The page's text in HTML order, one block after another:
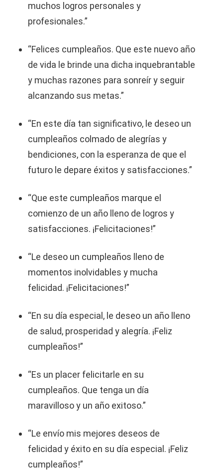
muchos logros personales y
profesionales.”
“Felices cumpleaños. Que este nuevo año
de vida le brinde una dicha inquebrantable
y muchas razones para sonreír y seguir
alcanzando sus metas.”
“En este día tan significativo, le deseo un
cumpleaños colmado de alegrías y
bendiciones, con la esperanza de que el
futuro le depare éxitos y satisfacciones.”
“Que este cumpleaños marque el
comienzo de un año lleno de logros y
satisfacciones. ¡Felicitaciones!”
“Le deseo un cumpleaños lleno de
momentos inolvidables y mucha
felicidad. ¡Felicitaciones!”
“En su día especial, le deseo un año lleno
de salud, prosperidad y alegría. ¡Feliz
cumpleaños!”
“Es un placer felicitarle en su
cumpleaños. Que tenga un día
maravilloso y un año exitoso.”
“Le envío mis mejores deseos de
felicidad y éxito en su día especial. ¡Feliz
cumpleaños!”